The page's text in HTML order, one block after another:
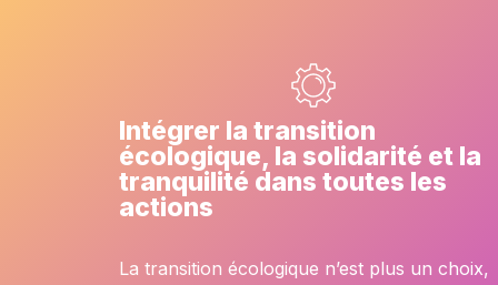
Intégrer la transition
écologique, la solidarité et la
tranquilité dans toutes les
actions
La transition écologique n’est plus un choix,